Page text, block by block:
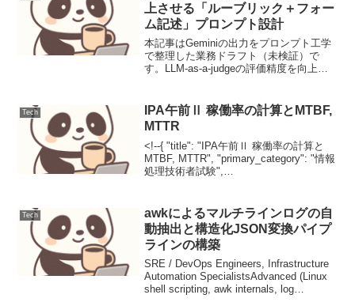
上させる「ルーブリック＋フォー
ム記述」プロンプト設計
本記事はGeminiの出力をプロンプト工学
で整理した業務ドラフト（未検証）で
す。LLM-as-a-judgeの評価精度を向上さ
題】LLM生成文の評価を自動化したい
が、採点...
Tech
IPA午前Ⅱ 稼働率の計算とMTBF,
MTTR
<!--{ "title": "IPA午前Ⅱ 稼働率の計算と
MTBF, MTTR", "primary_category": "情報
処理技術者試験",
Tech
awkによるマルチラインログの自
動抽出と構造化JSON変換パイプ
ラインの構築
SRE / DevOps Engineers, Infrastructure
Automation SpecialistsAdvanced (Linux
shell scripting, awk internals, log